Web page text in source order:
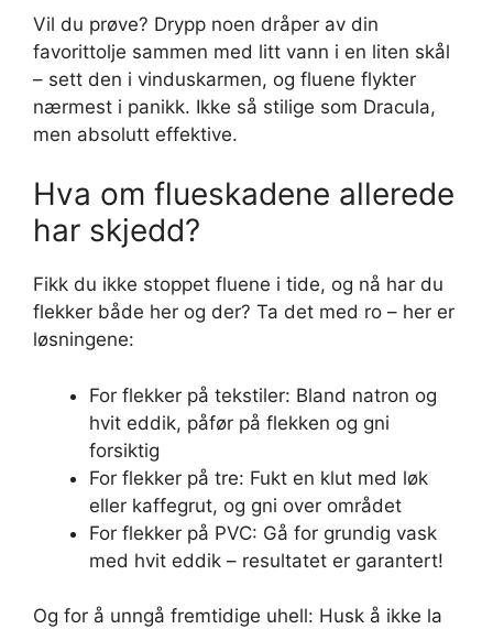
Vil du prøve? Drypp noen dråper av din
favorittolje sammen med litt vann i en liten skål
– sett den i vinduskarmen, og fluene flykter
nærmest i panikk. Ikke så stilige som Dracula,
men absolutt effektive.
Hva om flueskadene allerede
har skjedd?
Fikk du ikke stoppet fluene i tide, og nå har du
flekker både her og der? Ta det med ro – her er
løsningene:
For flekker på tekstiler: Bland natron og
hvit eddik, påfør på flekken og gni
forsiktig
For flekker på tre: Fukt en klut med løk
eller kaffegrut, og gni over området
For flekker på PVC: Gå for grundig vask
med hvit eddik – resultatet er garantert!
Og for å unngå fremtidige uhell: Husk å ikke la